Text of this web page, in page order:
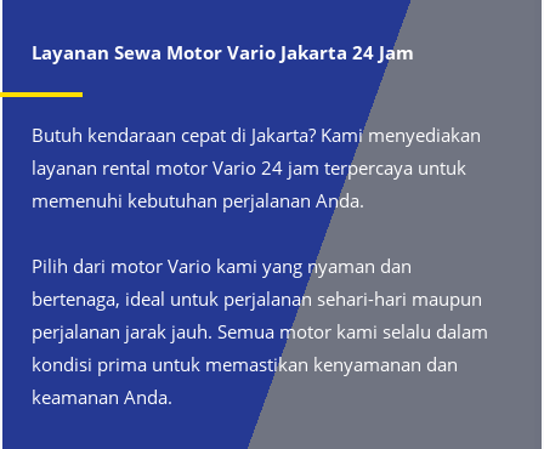
Layanan Sewa Motor Vario Jakarta24 Jam
Butuh kendaraan cepat di Jakarta? Kami menyediakan
layanan rental motor Vario 24 jam terpercaya untuk
memenuhi kebutuhan perjalanan Anda.
Pilih dari motor Vario kami yang nyaman dan
bertenaga, ideal untuk perjalanan sehari-hari maupun
perjalanan jarak jauh. Semua motor kami selalu dalam
kondisi prima untuk memastikan kenyamanan dan
keamanan Anda.